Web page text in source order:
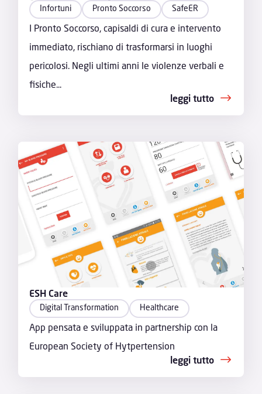
Infortuni Pronto Soccorso SafeER
I Pronto Soccorso, capisaldi di cura e intervento
immediato, rischiano di trasformarsi in luoghi
pericolosi. Negli ultimi anni le violenze verbali e
fisiche...
leggi tutto
ESH Care
Digital Transformation Healthcare
App pensata e sviluppata in partnership con la
European Society of Hytpertension
leggi tutto